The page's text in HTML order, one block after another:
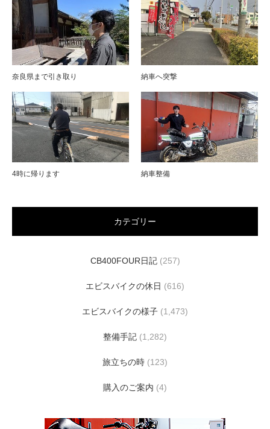
奈良県まで引き取り 納車へ突撃
4時に帰ります 納車整備
カテゴリー
CB400FOUR日記(257)
エビスバイクの休日 (616)
エビスバイクの様子 (1,473)
整備手記 (1,282)
旅立ちの時 (123)
購入のご案内 (4)